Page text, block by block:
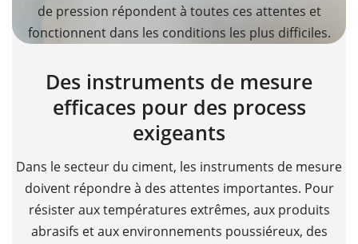
de pression répondent à toutes ces attentes et
fonctionnent dans les conditions les plus difficiles.
Des instruments de mesure
efficaces pour des process
exigeants
Dans le secteur du ciment, les instruments de mesure
doivent répondre à des attentes importantes. Pour
résister aux températures extrêmes, aux produits
abrasifs et aux environnements poussiéreux, des